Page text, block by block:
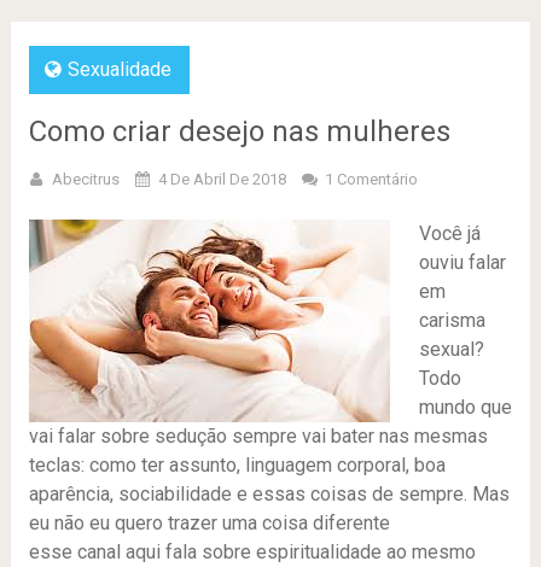
Sexualidade
Como criar desejo nas mulheres
Abecitrus 4 De Abril De 2018 1 Comentário
Você já
ouviu falar
em
carisma
sexual?
Todo
mundo que
vai falar sobre sedução sempre vai bater nas mesmas
teclas: como ter assunto, linguagem corporal, boa
aparência, sociabilidade e essas coisas de sempre. Mas
eu não eu quero trazer uma coisa diferente
esse canal aqui fala sobre espiritualidade ao mesmo